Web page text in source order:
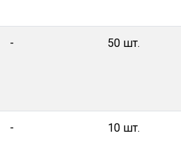
- 50 шт.
- 10 шт.